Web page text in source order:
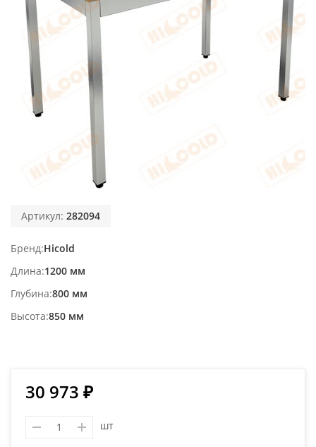
Артикул: 282094
Бренд Hicold
Длина 1200 мм
Глубина 800 мм
Высота 850 мм
30 973 ₽
шт